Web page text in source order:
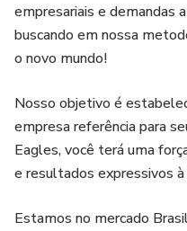
empresariais e demandas
buscando em nossa
o novo mundo!
Nosso objetivo é
empresa referência para
Eagles, você terá uma
e resultados expressivos
Estamos no mercado